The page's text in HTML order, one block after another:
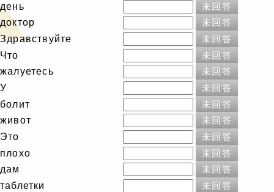
день
未回答
доктор
未回答
Здравствуйте
未回答
Что
未回答
жалуетесь
未回答
У
未回答
болит
未回答
живот
未回答
Это
未回答
плохо
未回答
дам
未回答
таблетки
未回答